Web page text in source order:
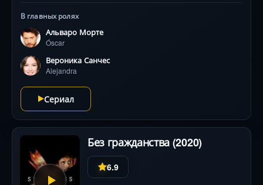
испанский детектив с атмосферными пейзажами
Валенсии и визуальной поэзией, снятый создателями
«Бумажного дома».
В главных ролях
Альваро Морте
Óscar
Вероника Санчес
Alejandra
Сериал
Без гражданства (2020)
6.9